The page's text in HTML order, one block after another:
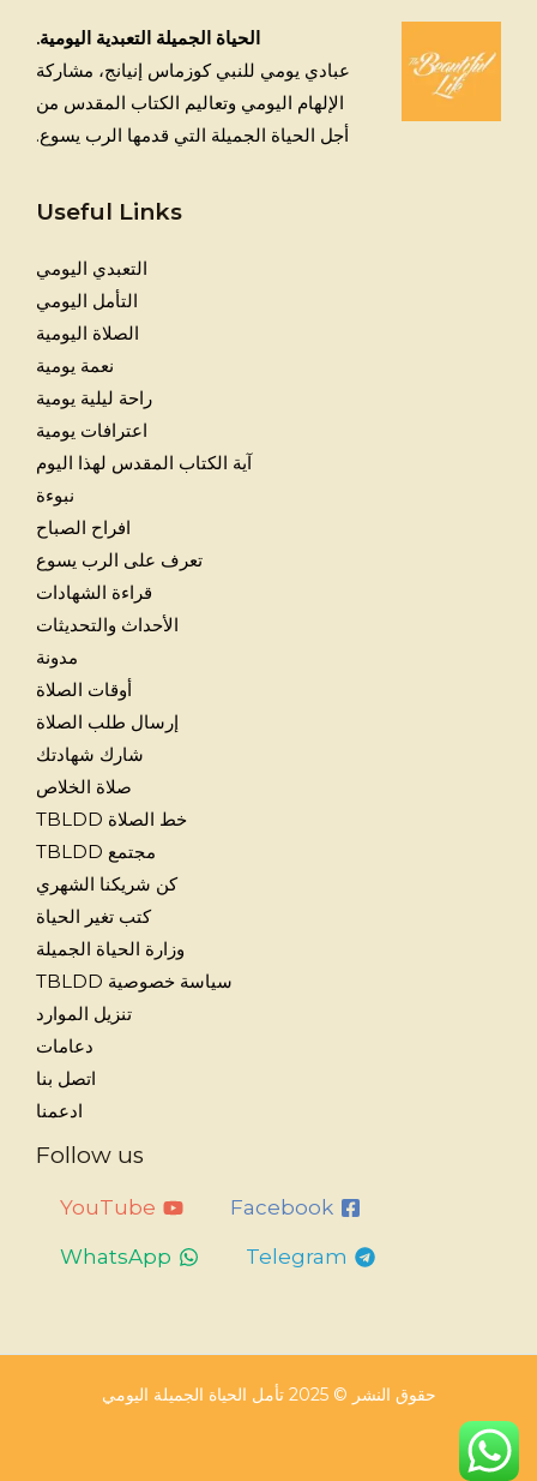
الحياة الجميلة التعبدية اليومية.
عبادي يومي للنبي كوزماس إنيانج، مشاركة
الإلهام اليومي وتعاليم الكتاب المقدس من
أجل الحياة الجميلة التي قدمها الرب يسوع.
Useful Links
التعبدي اليومي
التأمل اليومي
الصلاة اليومية
نعمة يومية
راحة ليلية يومية
اعترافات يومية
آية الكتاب المقدس لهذا اليوم
نبوءة
افراح الصباح
تعرف على الرب يسوع
قراءة الشهادات
الأحداث والتحديثات
مدونة
أوقات الصلاة
إرسال طلب الصلاة
شارك شهادتك
صلاة الخلاص
خط الصلاة TBLDD
مجتمع TBLDD
كن شريكنا الشهري
كتب تغير الحياة
وزارة الحياة الجميلة
سياسة خصوصية TBLDD
تنزيل الموارد
دعامات
اتصل بنا
ادعمنا
Follow us
Facebook
YouTube
Telegram
WhatsApp
حقوق النشر © 2025 تأمل الحياة الجميلة اليومي